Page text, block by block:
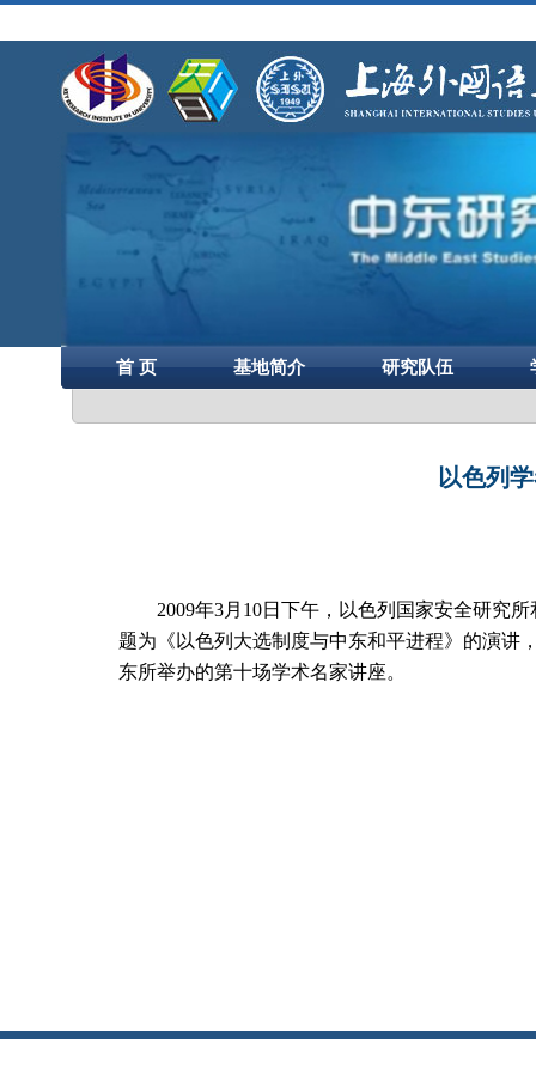
首 页 基地简介 研究队伍
以色列
2009年3月 10日下午，以色列国家安全研究
题为《以色列大选制度与中东和平进程》的演讲
东所举办的第十场学术名家讲座。